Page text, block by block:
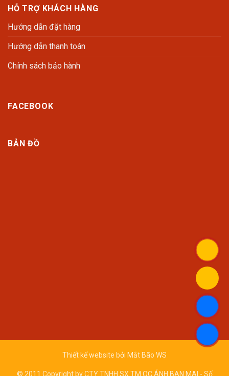
HỖ TRỢ KHÁCH HÀNG
Hướng dẫn đặt hàng
Hướng dẫn thanh toán
Chính sách bảo hành
FACEBOOK
BẢN ĐỒ
Thiết kế website bởi Mắt Bão WS
© 2011 Copyright by CTY TNHH SX TM QC ÁNH BAN MAI - Số